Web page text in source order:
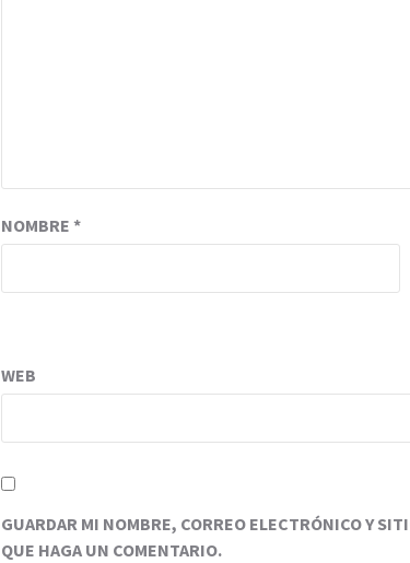
NOMBRE *
WEB
GUARDAR MI NOMBRE, CORREO ELECTRÓNICO Y
QUE HAGA UN COMENTARIO.